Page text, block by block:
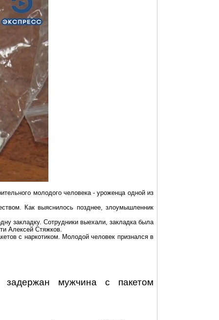
молодого человека - уроженца одной из
Как выяснилось позднее, злоумышленник
закладку. Сотрудники выехали, закладка была
Алексей Стяжков.
с наркотиком. Молодой человек признался в
задержан мужчина с пакетом